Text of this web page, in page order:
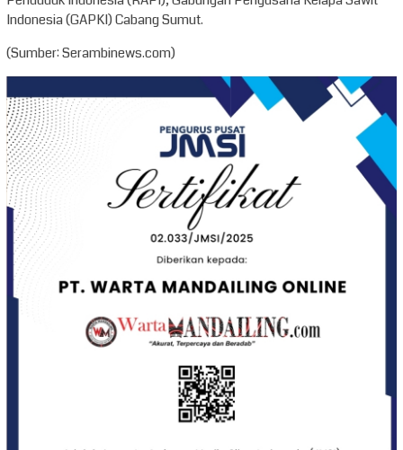
Indonesia (GAPKI) Cabang Sumut.
(Sumber: Serambinews.com)